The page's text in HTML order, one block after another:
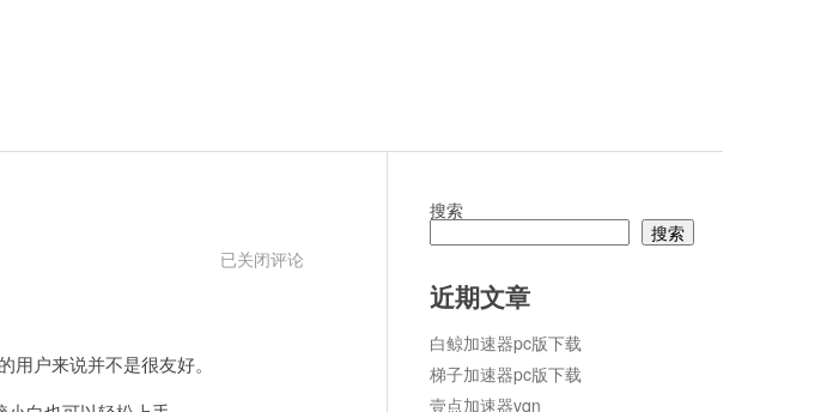
免
已关闭评论
户来说并不是很友好。
搜索
搜索
近期文章
白鲸加速器pc版下载
梯子加速器pc版下载
壹点加速器vqn